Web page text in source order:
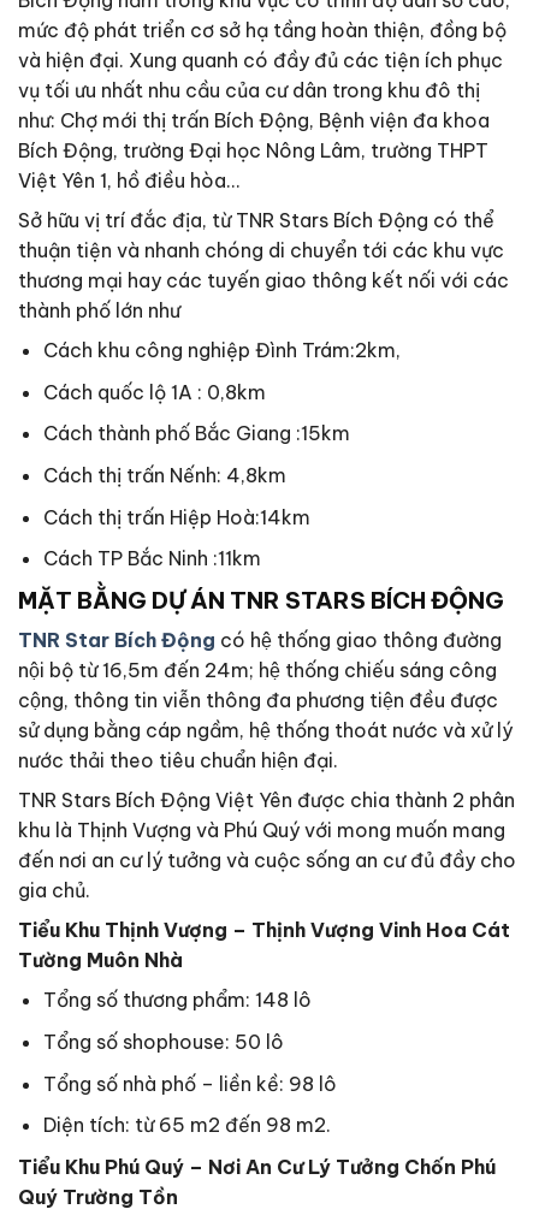
mức độ phát triển cơ sở hạ tầng hoàn thiện, đồng bộ
và hiện đại. Xung quanh có đầy đủ các tiện ích phục
vụ tối ưu nhất nhu cầu của cư dân trong khu đô thị
như: Chợ mới thị trấn Bích Động, Bệnh viện đa khoa
Bích Động, trường Đại học Nông Lâm, trường THPT
Việt Yên 1, hồ điều hòa…
Sở hữu vị trí đắc địa, từ TNR Stars Bích Động có thể
thuận tiện và nhanh chóng di chuyển tới các khu vực
thương mại hay các tuyến giao thông kết nối với các
thành phố lớn như
Cách khu công nghiệp Đình Trám:2km,
Cách quốc lộ 1A : 0,8km
Cách thành phố Bắc Giang :15km
Cách thị trấn Nếnh: 4,8km
Cách thị trấn Hiệp Hoà:14km
Cách TP Bắc Ninh :11km
MẶT BẰNG DỰ ÁN TNR STARS BÍCH ĐỘNG
TNR Star Bích Động có hệ thống giao thông đường
nội bộ từ 16,5m đến 24m; hệ thống chiếu sáng công
cộng, thông tin viễn thông đa phương tiện đều được
sử dụng bằng cáp ngầm, hệ thống thoát nước và xử lý
nước thải theo tiêu chuẩn hiện đại.
TNR Stars Bích Động Việt Yên được chia thành 2 phân
khu là Thịnh Vượng và Phú Quý với mong muốn mang
đến nơi an cư lý tưởng và cuộc sống an cư đủ đầy cho
gia chủ.
Tiểu Khu Thịnh Vượng – Thịnh Vượng Vinh Hoa Cát
Tường Muôn Nhà
Tổng số thương phẩm: 148 lô
Tổng số shophouse: 50 lô
Tổng số nhà phố – liền kề: 98 lô
Diện tích: từ 65 m2 đến 98 m2.
Tiểu Khu Phú Quý – Nơi An Cư Lý Tưởng Chốn Phú
Quý Trường Tồn